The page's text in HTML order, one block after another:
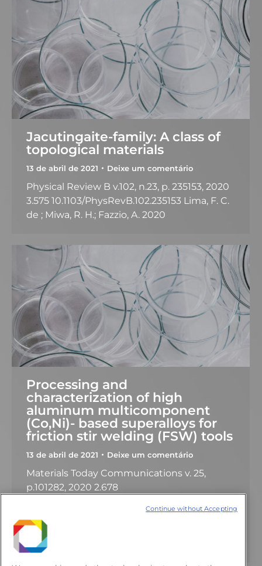
Jacutingaite-family: A class of
topological materials
13 de abril de 2021 Deixe um comentário
Physical Review B v.102, n.23, p. 235153, 2020
3.575 10.1103/PhysRevB.102.235153 Lima, F. C.
de ; Miwa, R. H.; Fazzio, A. 2020
Processing and
characterization of high
aluminum multicomponent
(Co,Ni)- based superalloys for
friction stir welding (FSW) tools
13 de abril de 2021 Deixe um comentário
Materials Today Communications v. 25,
p.101282, 2020 2.678
V.da S.; Freitas, B. X. das ; Costa, A. M. da S. ;
Pereira, V. F.; Chaia, N; Faria, M. I. S. T. ; Coelho,
G. C.; Nunes, C. A. 2020
Continue without Accepting